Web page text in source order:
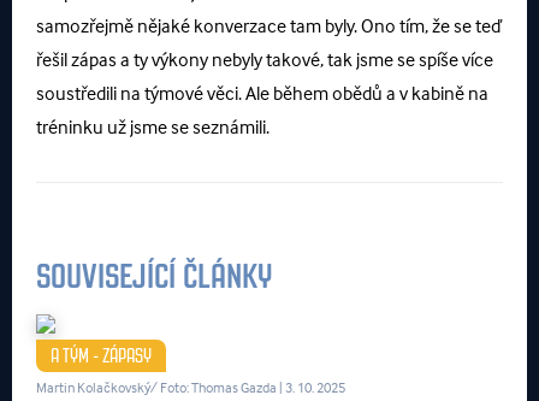
samozřejmě nějaké konverzace tam byly. Ono tím, že se teď
řešil zápas a ty výkony nebyly takové, tak jsme se spíše více
soustředili na týmové věci. Ale během obědů a v kabině na
tréninku už jsme se seznámili.
SOUVISEJÍCÍ ČLÁNKY
A TÝM - ZÁPASY
Martin Kolačkovský/ Foto: Thomas Gazda | 3. 10. 2025